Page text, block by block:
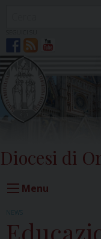
Diocesi di
Menu
NEWS